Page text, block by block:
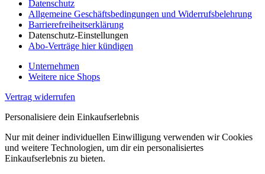
Datenschutz
Allgemeine Geschäftsbedingungen und Widerrufsbelehrung
Barrierefreiheitserklärung
Datenschutz-Einstellungen
Abo-Verträge hier kündigen
Unternehmen
Weitere nice Shops
Vertrag widerrufen
Personalisiere dein Einkaufserlebnis
Nur mit deiner individuellen Einwilligung verwenden wir Cookies
und weitere Technologien, um dir ein personalisiertes
Einkaufserlebnis zu bieten.